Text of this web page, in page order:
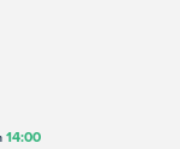
14:00